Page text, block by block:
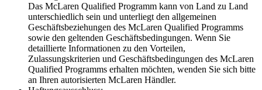
Das McLaren Qualified Programm kann von Land zu Land
unterschiedlich sein und unterliegt den allgemeinen
Geschäftsbeziehungen des McLaren Qualified Programms
sowie den geltenden Geschäftsbedingungen. Wenn Sie
detaillierte Informationen zu den Vorteilen,
Zulassungskriterien und Geschäftsbedingungen des McLaren
Qualified Programms erhalten möchten, wenden Sie sich bitte
an Ihren autorisierten McLaren Händler.